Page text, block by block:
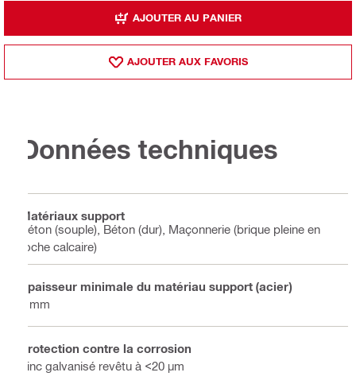
AJOUTER AU PANIER
AJOUTER AUX FAVORIS
Données techniques
Matériaux support
Béton (souple), Béton (dur), Maçonnerie (brique pleine en
roche calcaire)
Épaisseur minimale du matériau support (acier)
6 mm
Protection contre la corrosion
Zinc galvanisé revêtu à <20 µm